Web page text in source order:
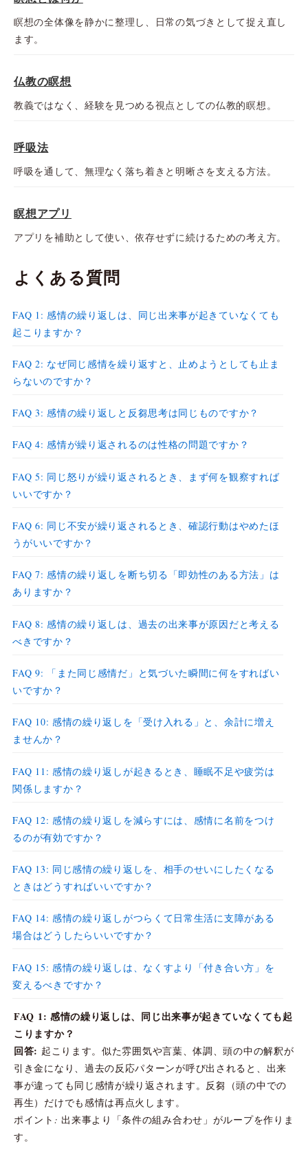
瞑想の全体像を静かに整理し、日常の気づきとして捉え直し
ます。
仏教の瞑想
教義ではなく、経験を見つめる視点としての仏教的瞑想。
呼吸法
呼吸を通して、無理なく落ち着きと明晰さを支える方法。
瞑想アプリ
アプリを補助として使い、依存せずに続けるための考え方。
よくある質問
FAQ 1: 感情の繰り返しは、同じ出来事が起きていなくても
起こりますか？
FAQ 2: なぜ同じ感情を繰り返すと、止めようとしても止ま
らないのですか？
FAQ 3: 感情の繰り返しと反芻思考は同じものですか？
FAQ 4: 感情が繰り返されるのは性格の問題ですか？
FAQ 5: 同じ怒りが繰り返されるとき、まず何を観察すれば
いいですか？
FAQ 6: 同じ不安が繰り返されるとき、確認行動はやめたほ
うがいいですか？
FAQ 7: 感情の繰り返しを断ち切る「即効性のある方法」は
ありますか？
FAQ 8: 感情の繰り返しは、過去の出来事が原因だと考える
べきですか？
FAQ 9: 「また同じ感情だ」と気づいた瞬間に何をすればい
いですか？
FAQ 10: 感情の繰り返しを「受け入れる」と、余計に増え
ませんか？
FAQ 11: 感情の繰り返しが起きるとき、睡眠不足や疲労は
関係しますか？
FAQ 12: 感情の繰り返しを減らすには、感情に名前をつけ
るのが有効ですか？
FAQ 13: 同じ感情の繰り返しを、相手のせいにしたくなる
ときはどうすればいいですか？
FAQ 14: 感情の繰り返しがつらくて日常生活に支障がある
場合はどうしたらいいですか？
FAQ 15: 感情の繰り返しは、なくすより「付き合い方」を
変えるべきですか？
FAQ 1: 感情の繰り返しは、同じ出来事が起きていなくても起
こりますか？
回答: 起こります。似た雰囲気や言葉、体調、頭の中の解釈が
引き金になり、過去の反応パターンが呼び出されると、出来
事が違っても同じ感情が繰り返されます。反芻（頭の中での
再生）だけでも感情は再点火します。
ポイント: 出来事より「条件の組み合わせ」がループを作りま
す。